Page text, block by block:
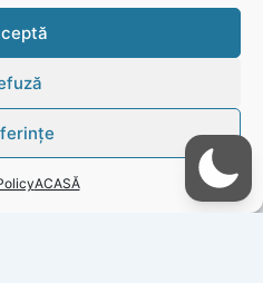
ACASĂ
consultanță în